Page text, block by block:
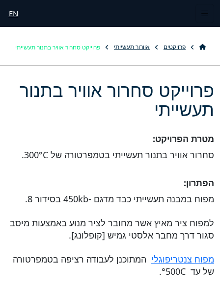
EN
פרויקטים אוורור תעשייתי פרוייקט סחרור אוויר בתנור תעשייתי
פרוייקט סחרור אוויר בתנור
תעשייתי
מטרת הפרויקט:
סחרור אוויר בתנור תעשייתי בטמפרטורה של 300°C.
הפתרון:
מפוח במבנה תעשייתי כבד מדגם -450kb בסידור 8.
למפוח ציר מאיץ אשר מחובר לציר מנוע באמצעות מיסב
סגור דרך מחבר אלסטי גמיש [קופלונג].
מפוח צנטריפוגלי המתוכנן לעבודה רציפה בטמפרטורה
של עד 500C°.